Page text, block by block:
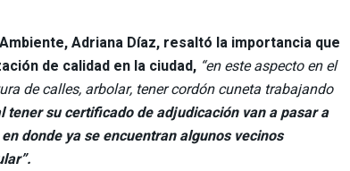
Adriana Díaz, resaltó la importancia que
de calidad en la ciudad, “en este aspecto en el
de calles, arbolar, tener cordón cuneta trabajando
tener su certificado de adjudicación van a pasar a
donde ya se encuentran algunos vecinos